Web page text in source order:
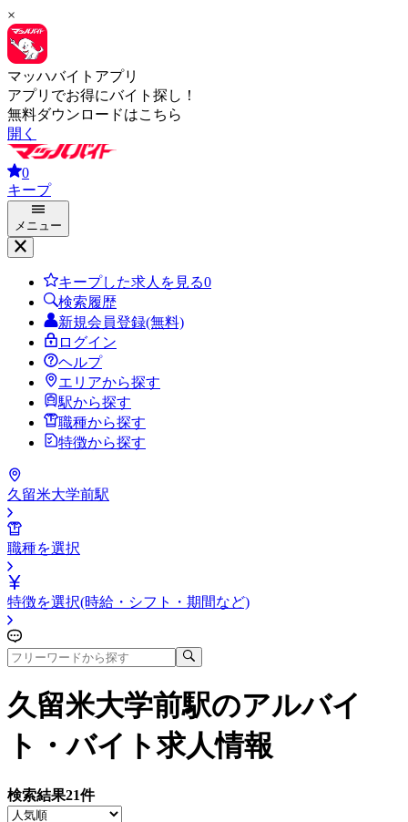
×
マッハバイトアプリ
アプリでお得にバイト探し！
無料ダウンロードはこちら
開く
0
キープ
メニュー
キープした求人を見る0
検索履歴
新規会員登録(無料)
ログイン
ヘルプ
エリアから探す
駅から探す
職種から探す
特徴から探す
久留米大学前駅
職種を選択
特徴を選択(時給・シフト・期間など)
久留米大学前駅のアルバイ
ト・バイト求人情報
検索結果21件